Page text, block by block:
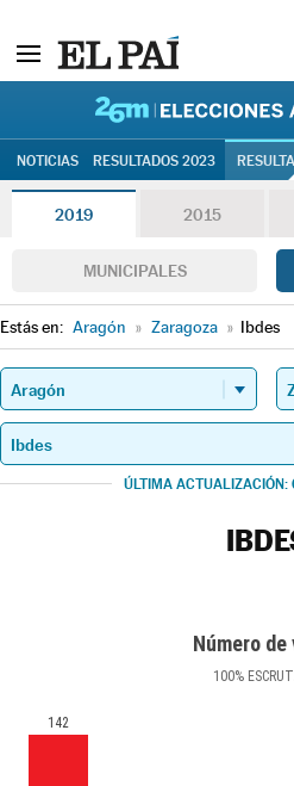
NOTICIAS RESULTADOS 2023
2019 2015
MUNICIPALES
Estás en: Aragón » Zaragoza » Ibdes
ÚLTIMA ACTUALIZACIÓN:
Número
100%
142